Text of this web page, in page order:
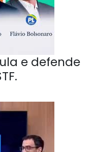
e defende